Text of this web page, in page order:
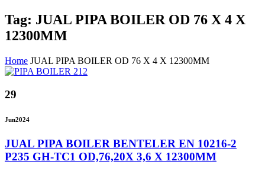
Tag: JUAL PIPA BOILER OD 76 X 4 X
12300MM
Home JUAL PIPA BOILER OD 76 X 4 X 12300MM
29
Jun2024
JUAL PIPA BOILER BENTELER EN 10216-2
P235 GH-TC1 OD,76,20X 3,6 X 12300MM